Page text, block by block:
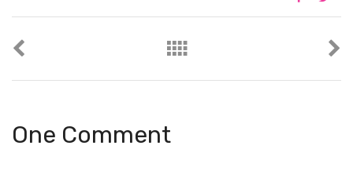
One Comment